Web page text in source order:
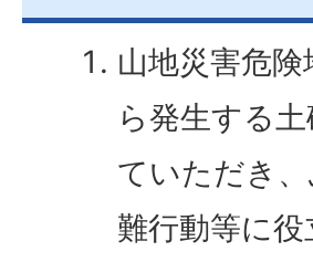
山地災害危
ら発生する
ていただき
難行動等に